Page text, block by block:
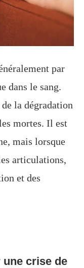
par
dans le sang.
la dégradation
mortes. Il est
mais lorsque
articulations,
et des
crise de